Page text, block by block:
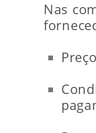
Nas